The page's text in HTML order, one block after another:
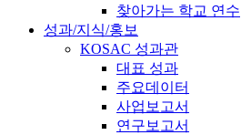
찾아가는 학교 연수
성과/지식/홍보
KOSAC 성과관
대표 성과
주요데이터
사업보고서
연구보고서